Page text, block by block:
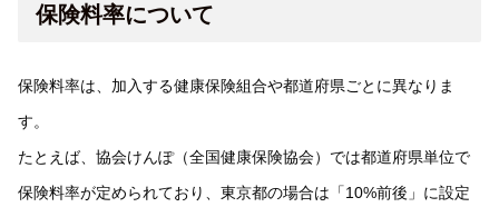
保険料率について
保険料率は、加入する健康保険組合や都道府県ごとに異なりま
す。
たとえば、協会けんぽ（全国健康保険協会）では都道府県単位で
保険料率が定められており、東京都の場合は「10%前後」に設定